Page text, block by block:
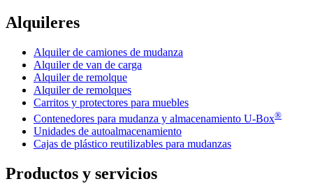
Alquileres
Alquiler de camiones de mudanza
Alquiler de van de carga
Alquiler de remolque
Alquiler de remolques
Carritos y protectores para muebles
Contenedores para mudanza y almacenamiento U-Box®
Unidades de autoalmacenamiento
Cajas de plástico reutilizables para mudanzas
Productos y servicios